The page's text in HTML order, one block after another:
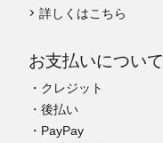
詳しくはこちら
お支払いについて
・クレジット
・後払い
・PayPay